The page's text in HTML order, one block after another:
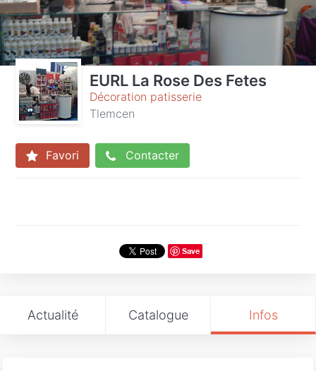
EURL La Rose Des Fetes
Décoration patisserie
Tlemcen
Favori Contacter
Save
Actualité Catalogue Infos